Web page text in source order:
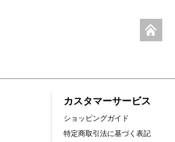
カスタマーサービス
ショッピングガイド
特定商取引法に基づく表記